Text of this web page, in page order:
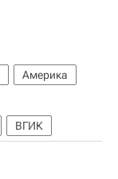
Америка
ВГИК